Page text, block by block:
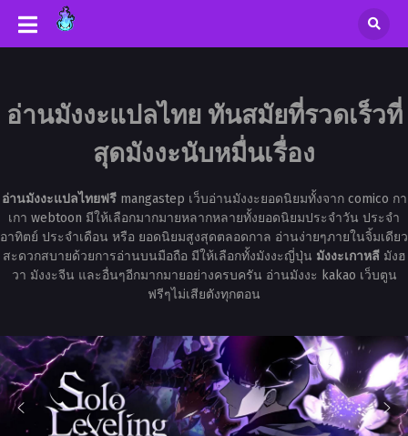
อ่านมังงะแปลไทย ทันสมัยที่รวดเร็วที่
สุดมังงะนับหมื่นเรื่อง
อ่านมังงะแปลไทยฟรีmangastep เว็บอ่านมังงะยอดนิยมทั้งจาก comico กา
เกา webtoon มีให้เลือกมากมายหลากหลายทั้งยอดนิยมประจำวัน ประจำ
อาทิตย์ ประจำเดือน หรือ ยอดนิยมสูงสุดตลอดกาล อ่านง่ายๆภายในจิ้มเดียว
สะดวกสบายด้วยการอ่านบนมือถือ มีให้เลือกทั้งมังงะญี่ปุ่น มังงะเกาหลีมังฮ
วา มังงะจีน และอื่นๆอีกมากมายอย่างครบครัน อ่านมังงะ kakao เว็บตูน
ฟรีๆไม่เสียตังทุกตอน